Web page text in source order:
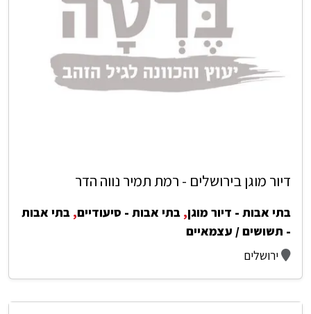
דיור מוגן בירושלים - רמת תמיר נווה הדר
בתי אבות - דיור מוגן, בתי אבות - סיעודיים, בתי אבות
- תשושים / עצמאיים
ירושלים